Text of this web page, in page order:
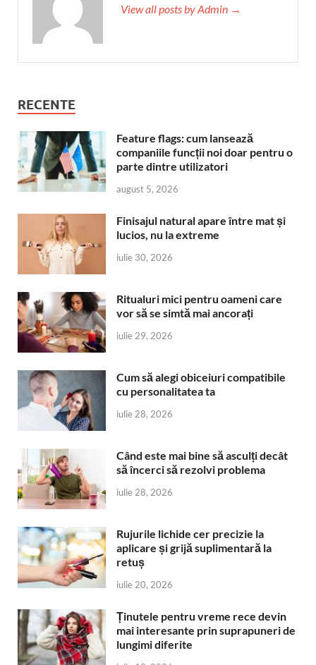
View all posts by Admin →
RECENTE
Feature flags: cum lansează
companiile funcții noi doar pentru o
parte dintre utilizatori
august 5, 2026
Finisajul natural apare între mat și
lucios, nu la extreme
iulie 30, 2026
Ritualuri mici pentru oameni care
vor să se simtă mai ancorați
iulie 29, 2026
Cum să alegi obiceiuri compatibile
cu personalitatea ta
iulie 28, 2026
Când este mai bine să asculți decât
să încerci să rezolvi problema
iulie 28, 2026
Rujurile lichide cer precizie la
aplicare și grijă suplimentară la
retuș
iulie 20, 2026
Ținutele pentru vreme rece devin
mai interesante prin suprapuneri de
lungimi diferite